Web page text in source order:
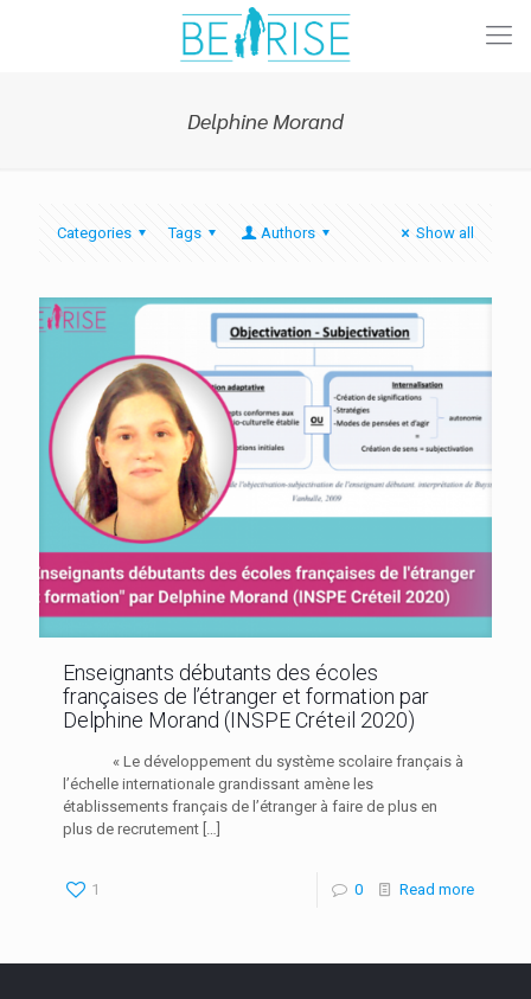
Delphine Morand
Categories Tags Authors Show all
Enseignants débutants des écoles
françaises de l’étranger et formation par
Delphine Morand (INSPE Créteil 2020)
« Le développement du système scolaire français à
l’échelle internationale grandissant amène les
établissements français de l’étranger à faire de plus en
plus de recrutement […]
1 0 Read more